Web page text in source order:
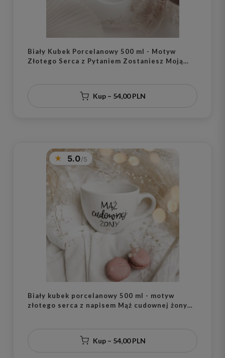
Biały Kubek Porcelanowy 500 ml - Motyw
Złotego Serca z Pytaniem Zostaniesz Moją
Kup – 54,00 PLN
5.0
Biały kubek porcelanowy 500 ml - motyw
złotego serca z napisem Mąż cudownej żony
Kup – 54,00 PLN